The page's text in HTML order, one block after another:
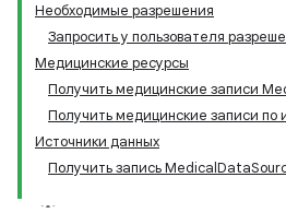
Необходимые разрешения
Запросить у пользователя
Медицинские ресурсы
Получить медицинские записи
Получить медицинские записи по
Источники данных
Получить запись